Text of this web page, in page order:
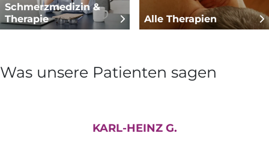
Schmerzmedizin &
Therapie
Alle Therapien
Was unsere Patienten sagen
KARL-HEINZ G.